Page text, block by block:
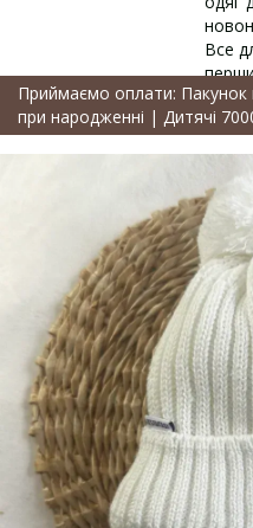
Приймаємо оплати:
при народженні | Дитячі